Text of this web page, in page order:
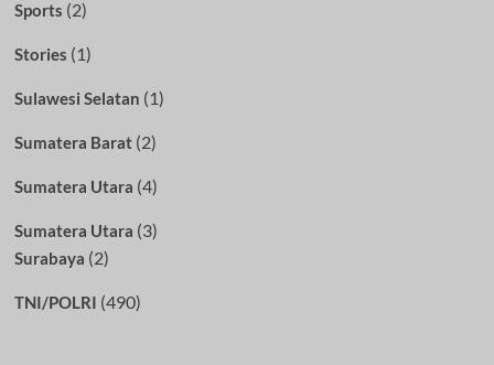
Sports (2)
Stories (1)
Sulawesi Selatan (1)
Sumatera Barat(2)
Sumatera Utara (4)
Sumatera Utara (3)
Surabaya (2)
TNI/POLRI (490)